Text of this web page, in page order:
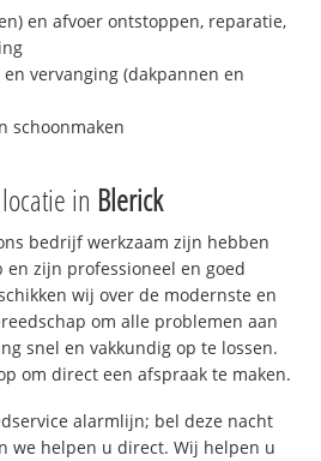
en afvoer ontstoppen, reparatie,
vervanging (dakpannen en
schoonmaken
in Blerick
bedrijf werkzaam zijn hebben
en zijn professioneel en goed
wij over de modernste en
om alle problemen aan
snel en vakkundig op te lossen.
om direct een afspraak te maken.
alarmlijn; bel deze nacht
we helpen u direct. Wij helpen u